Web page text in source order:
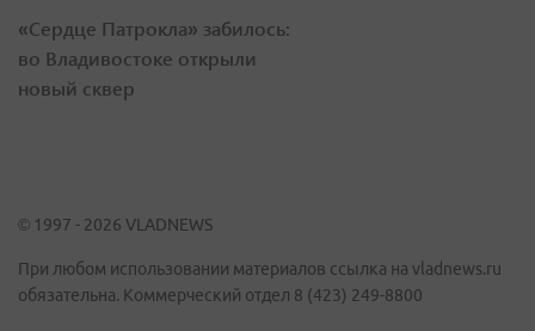
«Сердце Патрокла» забилось:
во Владивостоке открыли
новый сквер
© 1997 - 2026 VLADNEWS
При любом использовании материалов ссылка на vladnews.ru
обязательна. Коммерческий отдел 8 (423) 249-8800